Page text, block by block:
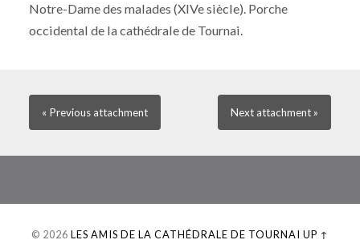
Notre-Dame des malades (XIVe siècle). Porche
occidental de la cathédrale de Tournai.
« Previousattachment Next attachment »
© 2026 LES AMIS DE LA CATHÉDRALE DE TOURNAI UP ↑